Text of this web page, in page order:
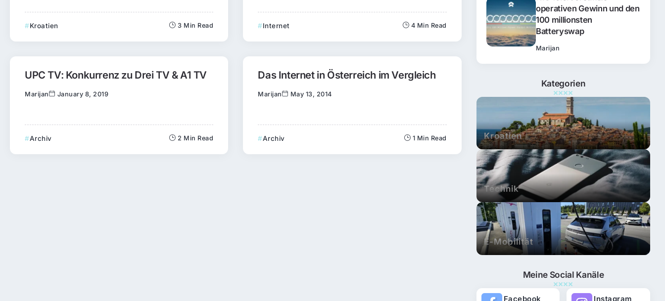
Kroatien 3 Min Read Internet 4 Min Read
UPC TV: Konkurrenz zu Drei TV & A1 TV
Marijan January 8, 2019
Archiv 2 Min Read
Das Internet in Österreich im Vergleich
Marijan May 13, 2014
Archiv 1 Min Read
operativen Gewinn und den
100 millionsten
Batteryswap
Marijan
Kategorien
Kroatien
Technik
E-Mobilität
Meine Social Kanäle
Facebook Instagram